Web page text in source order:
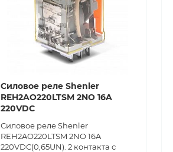
Силовое реле Shenler
REH2AO220LTSM 2NO 16A
220VDC
Силовое реле Shenler
REH2AO220LTSM 2NO 16A
220VDC(0,65UN). 2 контакта с